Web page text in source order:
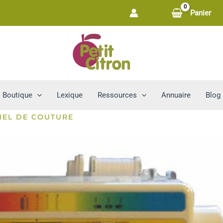
Panier
Boutique Lexique Ressources Annuaire Blog
DE COUTURE